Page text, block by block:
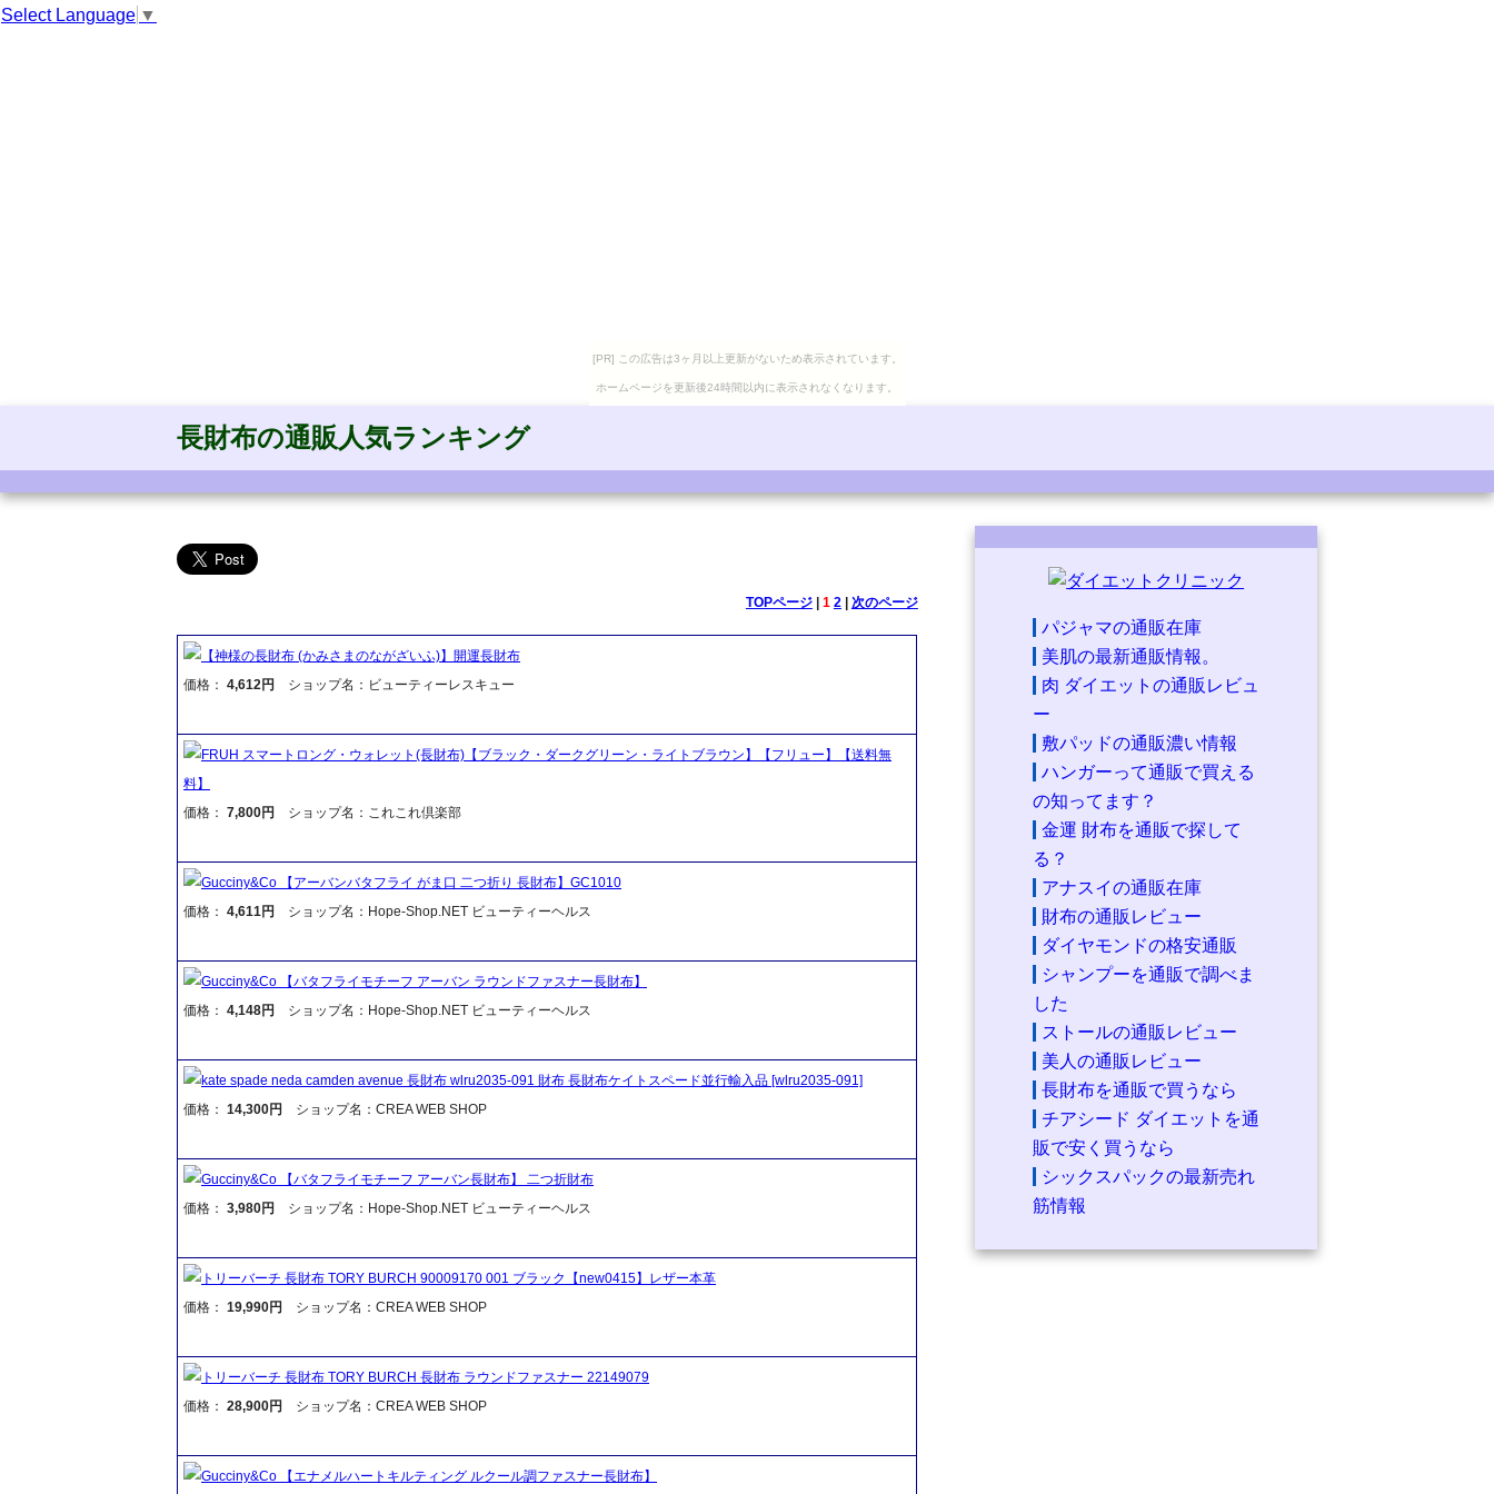
Select Language ▼
[PR] この広告は3ヶ月以上更新がないため表示されています。
ホームページを更新後24時間以内に表示されなくなります。
長財布の通販人気ランキング
TOPページ| 1 2| 次のページ
【神様の長財布 (かみさまのながざいふ)】開運長財布
価格： 4,612円 ショップ名：ビューティーレスキュー
FRUH スマートロング・ウォレット(長財布)【ブラック・ダークグリーン・ライトブラウン】【フリュー】【送料無
料】
価格： 7,800円 ショップ名：これこれ倶楽部
Gucciny&Co 【アーバンバタフライ がま口 二つ折り 長財布】GC1010
価格： 4,611円 ショップ名：Hope-Shop.NET ビューティーヘルス
Gucciny&Co 【バタフライモチーフ アーバン ラウンドファスナー長財布】
価格： 4,148円 ショップ名：Hope-Shop.NET ビューティーヘルス
kate spade neda camden avenue 長財布 wlru2035-091 財布 長財布ケイトスペード並行輸入品 [wlru2035-091]
価格： 14,300円 ショップ名：CREA WEB SHOP
Gucciny&Co 【バタフライモチーフ アーバン長財布】 二つ折財布
価格： 3,980円 ショップ名：Hope-Shop.NET ビューティーヘルス
トリーバーチ 長財布 TORY BURCH 90009170 001 ブラック【new0415】レザー本革
価格： 19,990円 ショップ名：CREA WEB SHOP
トリーバーチ 長財布 TORY BURCH 長財布 ラウンドファスナー 22149079
価格： 28,900円 ショップ名：CREA WEB SHOP
Gucciny&Co 【エナメルハートキルティング ルクール調ファスナー長財布】
パジャマの通販在庫
美肌の最新通販情報。
肉 ダイエットの通販レビュ
ー
敷パッドの通販濃い情報
ハンガーって通販で買える
の知ってます？
金運 財布を通販で探して
る？
アナスイの通販在庫
財布の通販レビュー
ダイヤモンドの格安通販
シャンプーを通販で調べま
した
ストールの通販レビュー
美人の通販レビュー
長財布を通販で買うなら
チアシード ダイエットを通
販で安く買うなら
シックスパックの最新売れ
筋情報